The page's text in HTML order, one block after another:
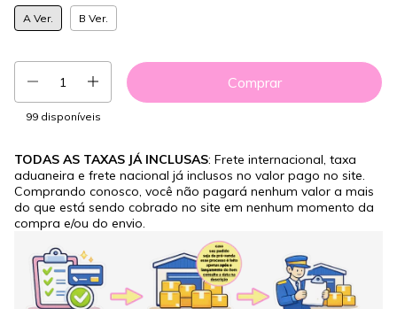
A Ver. B Ver.
99 disponíveis
TODAS AS TAXAS JÁ INCLUSAS: Frete internacional, taxa
aduaneira e frete nacional já inclusos no valor pago no site.
Comprando conosco, você não pagará nenhum valor a mais
do que está sendo cobrado no site em nenhum momento da
compra e/ou do envio.